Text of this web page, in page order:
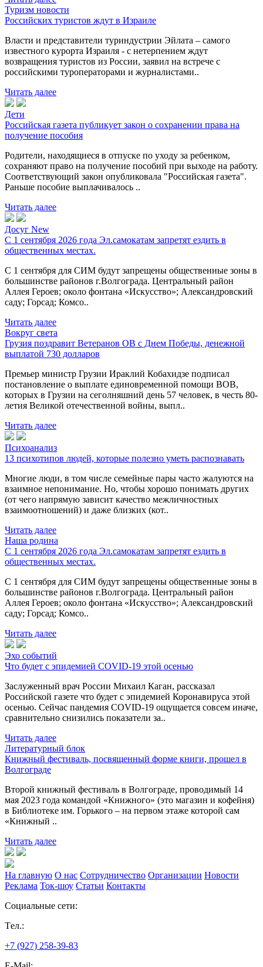
Туризм новости
Российских туристов ждут в Израиле
Власти и представители туриндустрии Эйлата – самого
известного курорта Израиля - с нетерпением ждут
возвращения туристов из России, заявил на встрече с
российскими туроператорами и журналистами..
Читать далее
Дети
Российская газета публикует закон о сохранении права на
получение пособия
Родители, находящиеся в отпуске по уходу за ребенком,
сохраняют право на получение пособий при выходе на работу.
Соответствующий закон опубликовала "Российская газета".
Раньше пособие выплачивалось ..
Читать далее
Досуг New
С 1 сентября 2026 года Эл.самокатам запретят ездить в
общественных местах.
С 1 сентября для СИМ будут запрещены общественные зоны в
большинстве районов г.Волгограда. Центральный район
Аллея Героев; около фонтана «Искусство»; Александровский
саду; Горсад; Комсо..
Читать далее
Вокруг света
Грузия поздравит Ветеранов ОВ с Днем Победы, денежной
выплатой 730 долларов
Премьер министр Грузии Ираклий Кобахидзе подписал
постановление о выплате единовременной помощи ВОВ,
которых в Грузии на сеголняшний день 57 человек, в честь 80-
летия Великой отечественной войны, выпл..
Читать далее
Психоанализ
13 психотипов людей, которые полезно уметь распознавать
Многие люди, в том числе семейные пары часто жалуются на
взаимное непонимание. Но, чтобы хорошо понимать других
(от чего напрямую зависит качество межличностных
взаимоотношений) и даже близких (кот..
Читать далее
Наша родина
С 1 сентября 2026 года Эл.самокатам запретят ездить в
общественных местах.
С 1 сентября для СИМ будут запрещены общественные зоны в
большинстве районов г.Волгограда. Центральный район
Аллея Героев; около фонтана «Искусство»; Александровский
саду; Горсад; Комсо..
Читать далее
Эхо событий
Что будет с эпидемией COVID-19 этой осенью
Заслуженный врач России Михаил Каган, рассказал
Российской газете что будет с эпидемией Коронавируса этой
осенью. Сейчас пандемия COVID-19 ощущается совсем иначе,
сравнительно снизились показатели за..
Читать далее
Литературный блок
Книжный фестиваль, посвященный форме книги, прошел в
Волгограде
Второй книжный фестиваль в Волгограде, проводимый 14
мая 2023 года командой «Книжного» (это магазин и кофейня)
в Библиотеке им. Горького – на первом этаже которой сам
«Книжный ..
Читать далее
На главную О нас Сотрудничество Организации Новости
Реклама Ток-шоу Статьи Контакты
Социальные сети:
Tел.:
+7 (927) 258-39-83